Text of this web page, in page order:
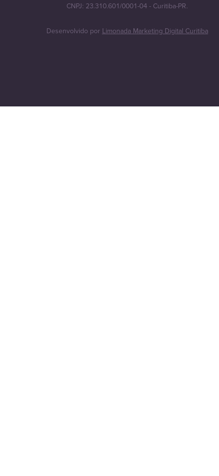
CNPJ: 23.310.601/0001-04 - Curitiba-PR.
Desenvolvido porLimonada Marketing Digital Curitiba